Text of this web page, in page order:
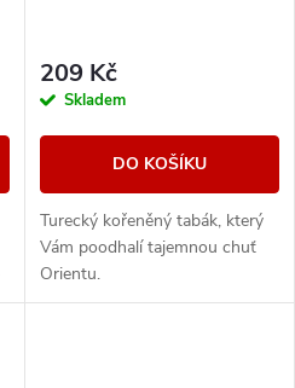
209 Kč
Skladem
DO KOŠÍKU
Turecký kořeněný tabák, který
Vám poodhalí tajemnou chuť
Orientu.